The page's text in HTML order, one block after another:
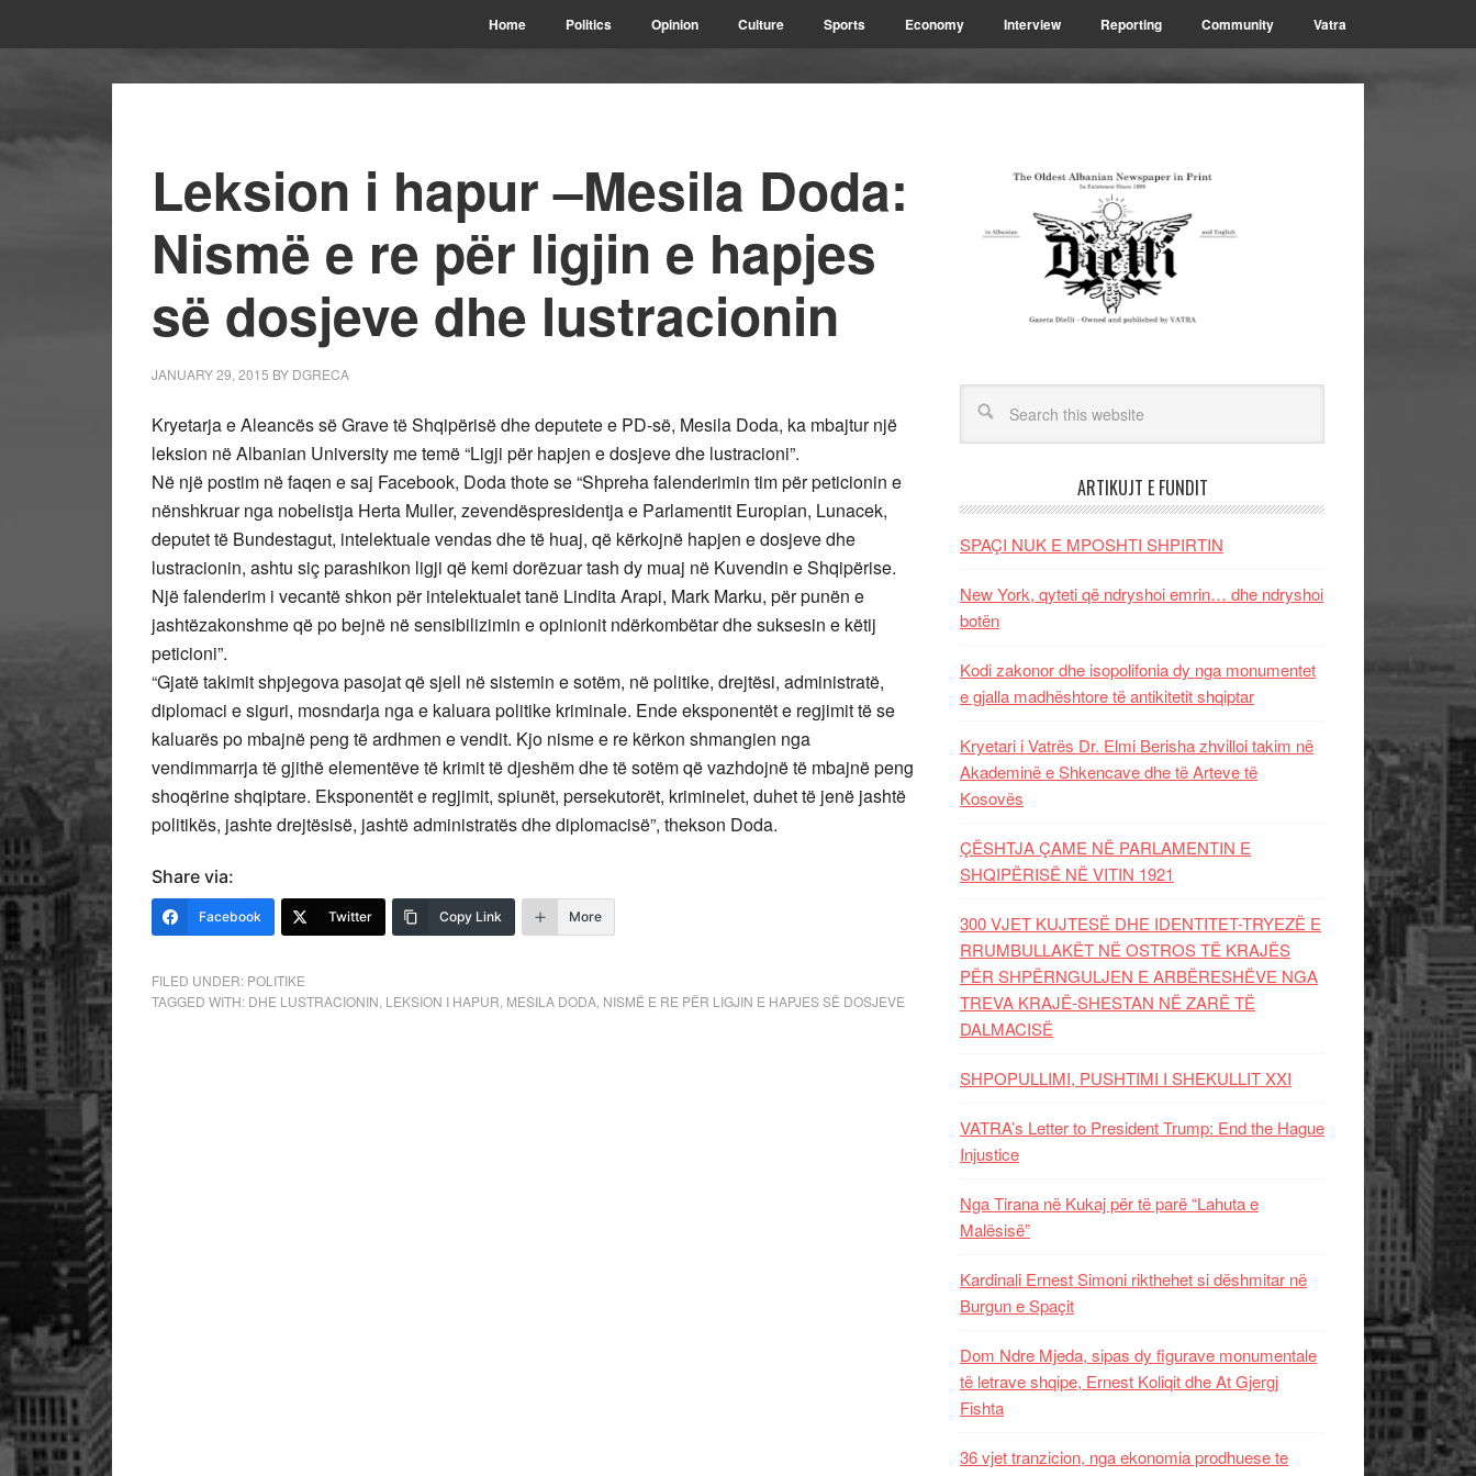
Home Politics Opinion Culture Sports Economy Interview Reporting Community Vatra
Leksion i hapur –Mesila Doda:
Nismë e re për ligjin e hapjes
së dosjeve dhe lustracionin
JANUARY 29, 2015 BY DGRECA
Kryetarja e Aleancës së Grave të Shqipërisë dhe deputete e PD-së, Mesila Doda, ka mbajtur një
leksion në Albanian University me temë “Ligji për hapjen e dosjeve dhe lustracioni”.
Në një postim në faqen e saj Facebook, Doda thote se “Shpreha falenderimin tim për peticionin e
nënshkruar nga nobelistja Herta Muller, zevendëspresidentja e Parlamentit Europian, Lunacek,
deputet të Bundestagut, intelektuale vendas dhe të huaj, që kërkojnë hapjen e dosjeve dhe
lustracionin, ashtu siç parashikon ligji që kemi dorëzuar tash dy muaj në Kuvendin e Shqipërise.
Një falenderim i vecantë shkon për intelektualet tanë Lindita Arapi, Mark Marku, për punën e
jashtëzakonshme që po bejnë në sensibilizimin e opinionit ndërkombëtar dhe suksesin e këtij
peticioni”.
“Gjatë takimit shpjegova pasojat që sjell në sistemin e sotëm, në politike, drejtësi, administratë,
diplomaci e siguri, mosndarja nga e kaluara politike kriminale. Ende eksponentët e regjimit të se
kaluarës po mbajnë peng të ardhmen e vendit. Kjo nisme e re kërkon shmangien nga
vendimmarrja të gjithë elementëve të krimit të djeshëm dhe të sotëm që vazhdojnë të mbajnë peng
shoqërine shqiptare. Eksponentët e regjimit, spiunët, persekutorët, kriminelet, duhet të jenë jashtë
politikës, jashte drejtësisë, jashtë administratës dhe diplomacisë”, thekson Doda.
Share via:
Facebook Twitter Copy Link More
FILED UNDER: POLITIKE
TAGGED WITH: DHE LUSTRACIONIN LEKSION I HAPUR MESILA DODA NISMË E RE PËR LIGJIN E HAPJES SË DOSJEVE
ARTIKUJT E FUNDIT
SPAÇI NUK E MPOSHTI SHPIRTIN
New York, qyteti që ndryshoi emrin… dhe ndryshoi
botën
Kodi zakonor dhe isopolifonia dy nga monumentet
e gjalla madhështore të antikitetit shqiptar
Kryetari i Vatrës Dr. Elmi Berisha zhvilloi takim në
Akademinë e Shkencave dhe të Arteve të
Kosovës
ÇËSHTJA ÇAME NË PARLAMENTIN E
SHQIPËRISË NË VITIN 1921
300 VJET KUJTESË DHE IDENTITET-TRYEZË E
RRUMBULLAKËT NË OSTROS TË KRAJËS
PËR SHPËRNGULJEN E ARBËRESHËVE NGA
TREVA KRAJË-SHESTAN NË ZARË TË
DALMACISË
SHPOPULLIMI, PUSHTIMI I SHEKULLIT XXI
VATRA’s Letter to President Trump: End the Hague
Injustice
Nga Tirana në Kukaj për të parë “Lahuta e
Malësisë”
Kardinali Ernest Simoni rikthehet si dëshmitar në
Burgun e Spaçit
Dom Ndre Mjeda, sipas dy figurave monumentale
të letrave shqipe, Ernest Koliqit dhe At Gjergj
Fishta
36 vjet tranzicion, nga ekonomia prodhuese te